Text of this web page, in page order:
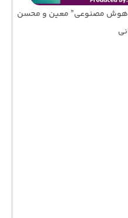
“هوش مصنوعی” معین و محسن